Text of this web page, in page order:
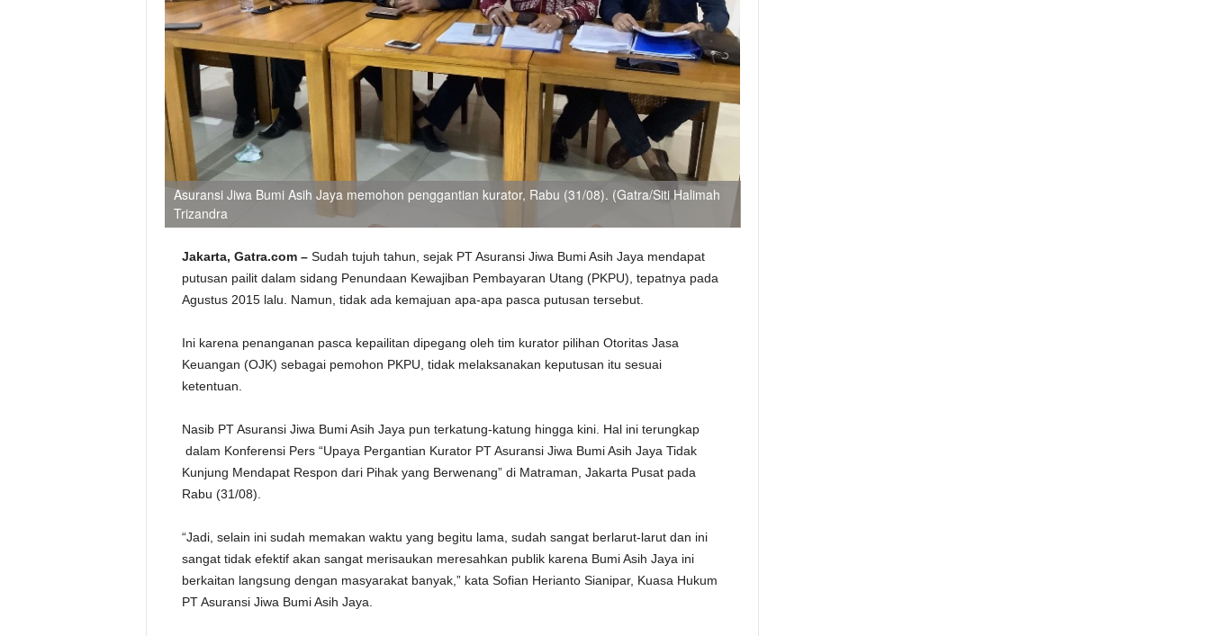
Asuransi Jiwa Bumi Asih Jaya memohon penggantian kurator, Rabu (31/08). (Gatra/Siti Halimah
Trizandra
Jakarta, Gatra.com –Sudah tujuh tahun, sejak PT Asuransi Jiwa Bumi Asih Jaya mendapat
putusan pailit dalam sidang Penundaan Kewajiban Pembayaran Utang (PKPU), tepatnya pada
Agustus 2015 lalu. Namun, tidak ada kemajuan apa-apa pasca putusan tersebut.
Ini karena penanganan pasca kepailitan dipegang oleh tim kurator pilihan Otoritas Jasa
Keuangan (OJK) sebagai pemohon PKPU, tidak melaksanakan keputusan itu sesuai
ketentuan.
Nasib PT Asuransi Jiwa Bumi Asih Jaya pun terkatung-katung hingga kini. Hal ini terungkap
dalam Konferensi Pers “Upaya Pergantian Kurator PT Asuransi Jiwa Bumi Asih Jaya Tidak
Kunjung Mendapat Respon dari Pihak yang Berwenang” di Matraman, Jakarta Pusat pada
Rabu (31/08).
“Jadi, selain ini sudah memakan waktu yang begitu lama, sudah sangat berlarut-larut dan ini
sangat tidak efektif akan sangat merisaukan meresahkan publik karena Bumi Asih Jaya ini
berkaitan langsung dengan masyarakat banyak,” kata Sofian Herianto Sianipar, Kuasa Hukum
PT Asuransi Jiwa Bumi Asih Jaya.